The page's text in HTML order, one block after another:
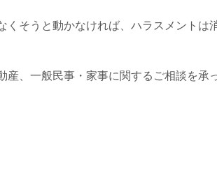
くそうと動かなければ、ハラスメントは
、一般民事・家事に関するご相談を承